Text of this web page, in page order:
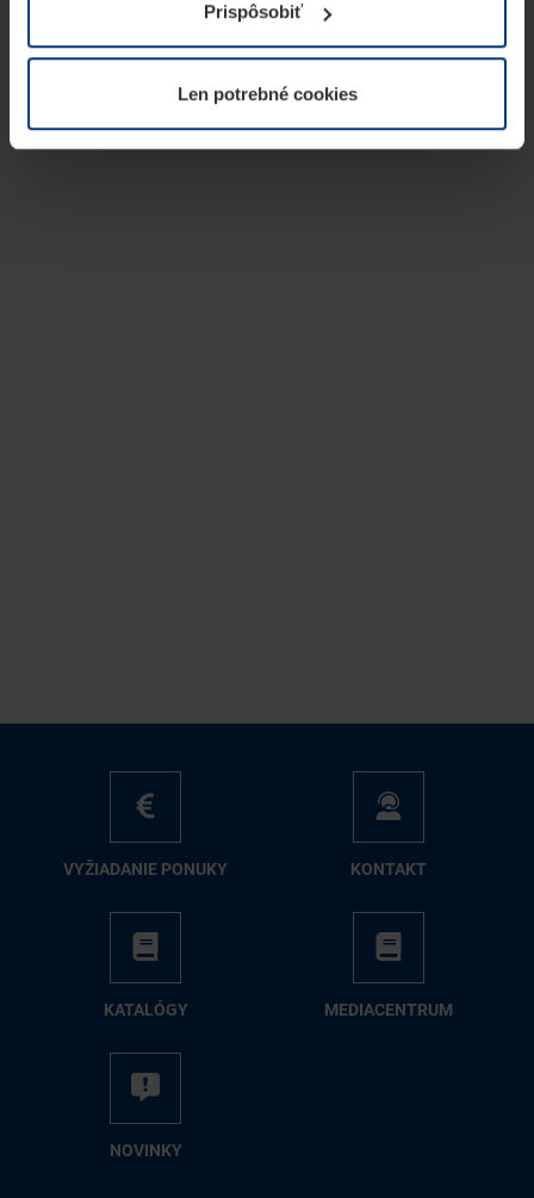
potrebujeme Vaše povolenie. Vaše povolenie môžete
kedykoľvek zmeniť alebo odvolať vo vysvetlení cookie
našej webovej stránky.
Prispôsobiť
Len potrebné cookies
VY­ŽIA­DA­NIE PO­NU­KY KON­TAKT
KA­TA­LÓ­GY ME­DIA­CEN­TRUM
NO­VIN­KY